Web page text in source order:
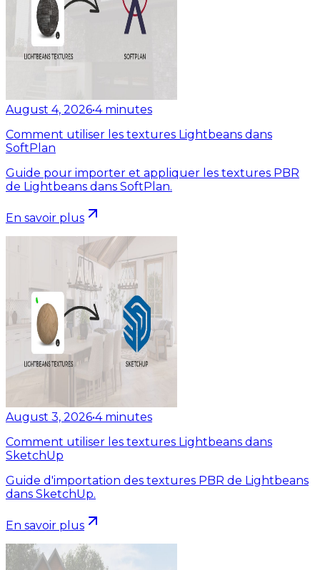
August 4, 2026•4 minutes
Comment utiliser les textures Lightbeans dans
SoftPlan
Guide pour importer et appliquer les textures PBR
de Lightbeans dans SoftPlan.
En savoir plus
August 3, 2026•4 minutes
Comment utiliser les textures Lightbeans dans
SketchUp
Guide d'importation des textures PBR de Lightbeans
dans SketchUp.
En savoir plus